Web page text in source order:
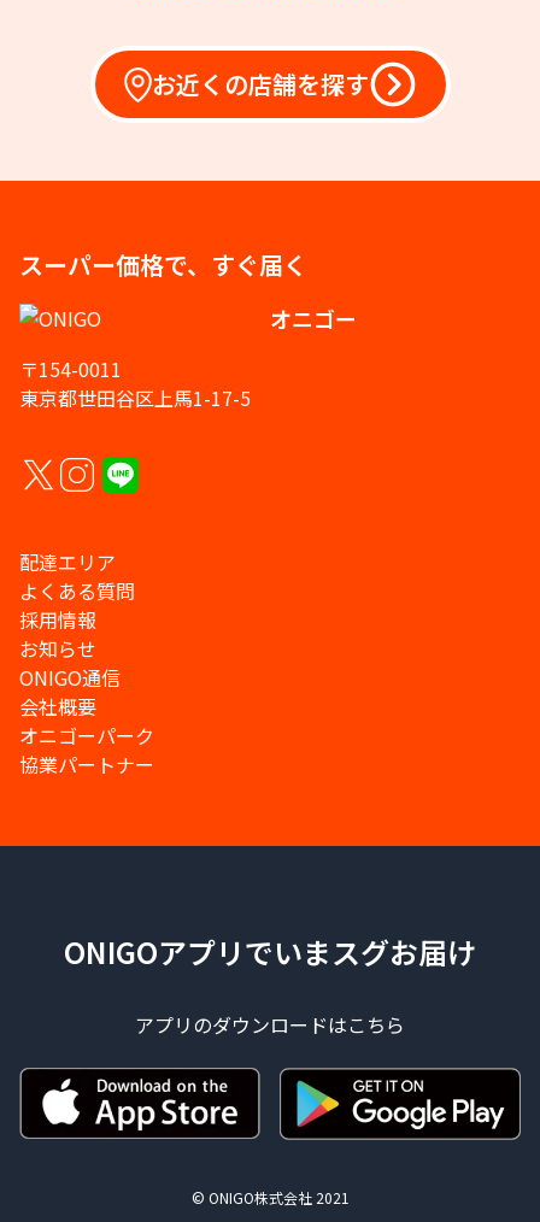
お近くの店舗を探す
スーパー価格で、すぐ届く
オニゴー
〒154-0011
東京都世田谷区上馬1-17-5
配達エリア
よくある質問
採用情報
お知らせ
ONIGO通信
会社概要
オニゴーパーク
協業パートナー
ONIGOアプリでいまスグお届け
アプリのダウンロードはこちら
© ONIGO株式会社 2021